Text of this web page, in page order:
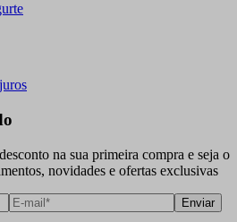
na sua primeira compra e seja o
novidades e ofertas exclusivas
Enviar